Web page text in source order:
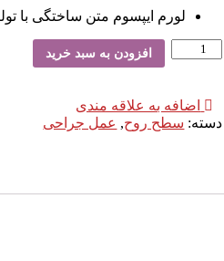
لورم ایپسوم متن ساختگی با
کفش
سیاه
افزودن به سبد خرید
اضافه به علاقه مندی
دسته: سطح روح, عمل جراحی